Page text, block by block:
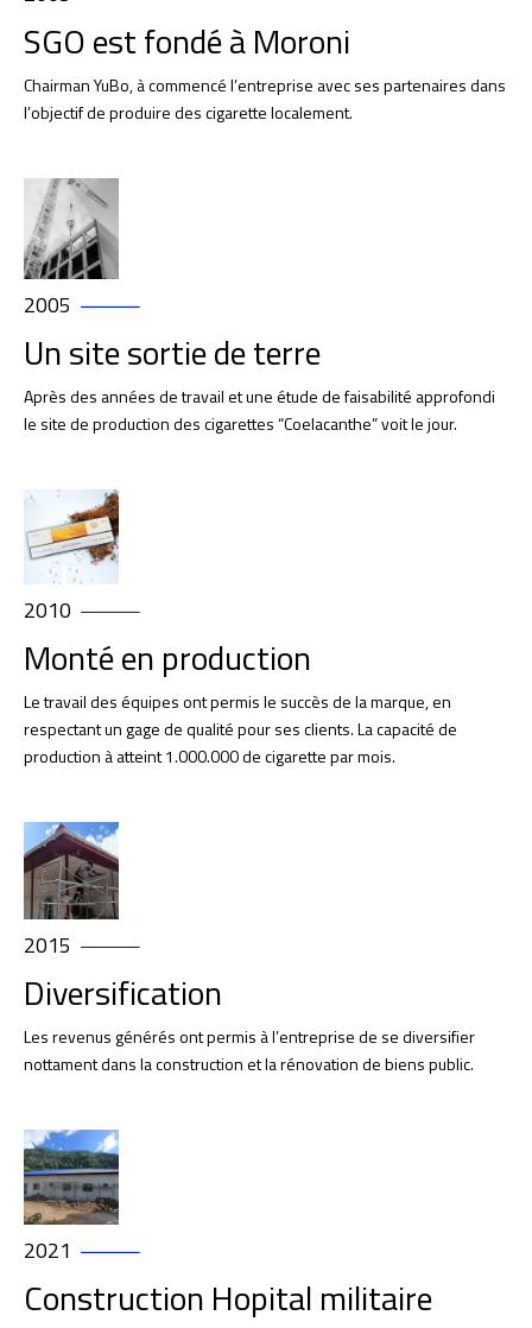
SGO est fondé à Moroni
Chairman YuBo, à commencé l’entreprise avec ses partenaires dans
l’objectif de produire des cigarette localement.
2005
Un site sortie de terre
Après des années de travail et une étude de faisabilité approfondi
le site de production des cigarettes “Coelacanthe” voit le jour.
2010
Monté en production
Le travail des équipes ont permis le succès de la marque, en
respectant un gage de qualité pour ses clients. La capacité de
production à atteint 1.000.000 de cigarette par mois.
2015
Diversification
Les revenus générés ont permis à l’entreprise de se diversifier
nottament dans la construction et la rénovation de biens public.
2021
Construction Hopital militaire